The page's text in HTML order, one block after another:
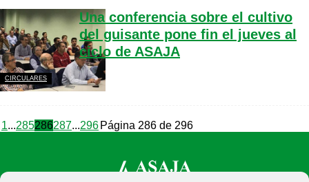
CIRCULARES
Una conferencia sobre el cultivo
del guisante pone fin el jueves al
ciclo de ASAJA
1...285286287...296 Página 286 de 296